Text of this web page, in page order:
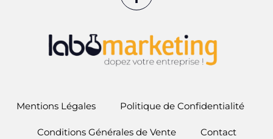
Mentions Légales Politique de Confidentialité
Conditions Générales de Vente Contact